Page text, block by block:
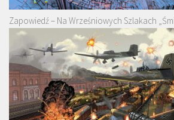
Zapowiedź – Na Wrześniowych Szlakach